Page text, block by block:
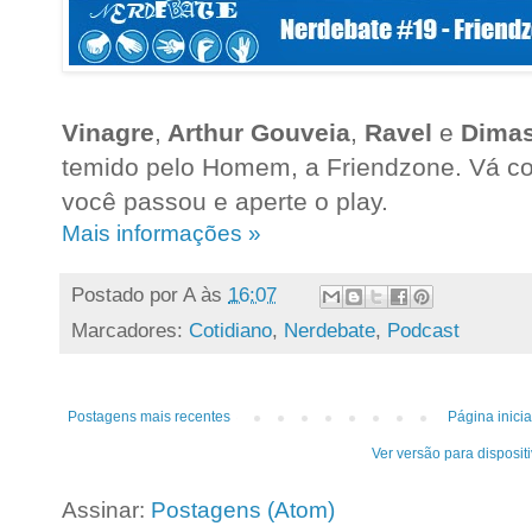
Vinagre, Arthur Gouveia, Ravel e
temido pelo Homem, a Friendzone. Vá
você passou e aperte o play.
Mais informações »
Postado por A às 16:07
Marcadores: Cotidiano, Nerdebate, Podcast
Postagens mais recentes Página
Ver versão para
Assinar: Postagens (Atom)